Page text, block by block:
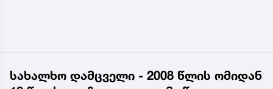
სახალხო დამცველი - 2008 წლის ომიდან